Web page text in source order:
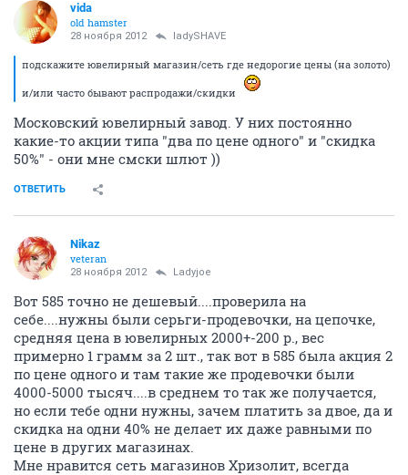
vida
old hamster
28 ноября 2012 ladySHAVE
подскажите ювелирный магазин/сеть где недорогие цены (на золото)
и/или часто бывают распродажи/скидки
Московский ювелирный завод. У них постоянно
какие-то акции типа "два по цене одного" и "скидка
50%" - они мне смски шлют ))
ОТВЕТИТЬ
Nikaz
veteran
28 ноября 2012 Ladyjoe
Вот 585 точно не дешевый....проверила на
себе....нужны были серьги-продевочки, на цепочке,
средняя цена в ювелирных 2000+-200 р., вес
примерно 1 грамм за 2 шт., так вот в 585 была акция 2
по цене одного и там такие же продевочки были
4000-5000 тысяч....в среднем то так же получается,
но если тебе одни нужны, зачем платить за двое, да и
скидка на одни 40% не делает их даже равными по
цене в других магазинах.
Мне нравится сеть магазинов Хризолит, всегда